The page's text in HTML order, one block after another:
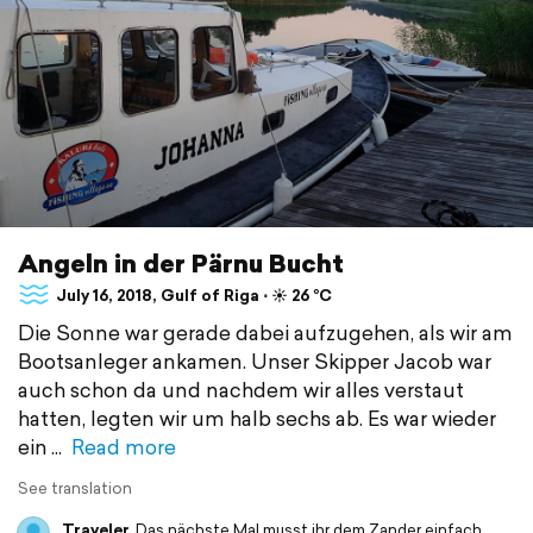
Angeln in der Pärnu Bucht
July 16, 2018, Gulf of Riga ⋅ ☀️ 26 °C
Die Sonne war gerade dabei aufzugehen, als wir am
Bootsanleger ankamen. Unser Skipper Jacob war
auch schon da und nachdem wir alles verstaut
hatten, legten wir um halb sechs ab. Es war wieder
ein
Read more
See translation